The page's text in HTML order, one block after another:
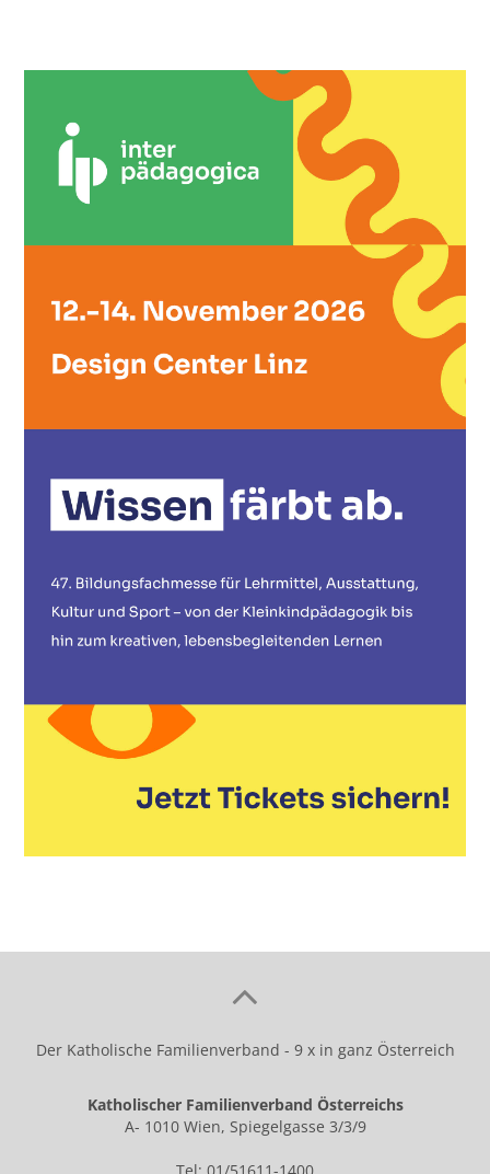
Der Katholische Familienverband - 9 x in ganz Österreich
Katholischer Familienverband Österreichs
A- 1010 Wien, Spiegelgasse 3/3/9